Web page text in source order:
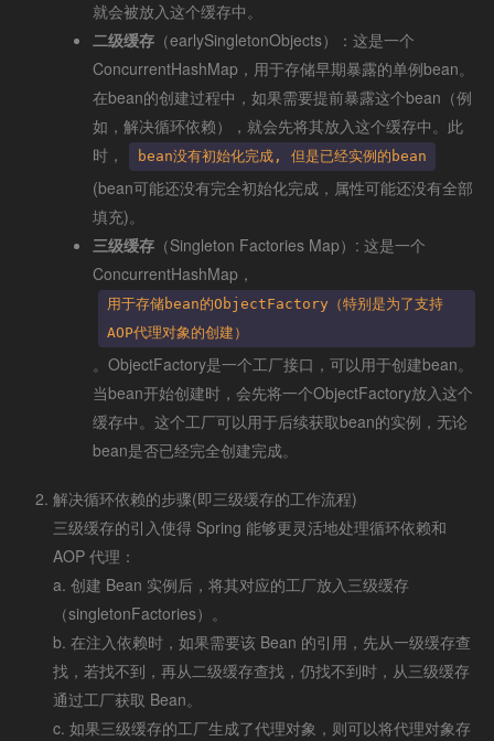
就会被放入这个缓存中。
二级缓存 （earlySingletonObjects）：这是一个
ConcurrentHashMap，用于存储早期暴露的单例bean。
在bean的创建过程中，如果需要提前暴露这个bean（例
如，解决循环依赖），就会先将其放入这个缓存中。此
时，
bean没有初始化完成, 但是已经实例的bean
(bean可能还没有完全初始化完成，属性可能还没有全部
填充)。
三级缓存 （Singleton Factories Map）: 这是一个
ConcurrentHashMap，
用于存储bean的ObjectFactory（特别是为了支持
AOP代理对象的创建）
。ObjectFactory是一个工厂接口，可以用于创建bean。
当bean开始创建时，会先将一个ObjectFactory放入这个
缓存中。这个工厂可以用于后续获取bean的实例，无论
bean是否已经完全创建完成。
解决循环依赖的步骤(即三级缓存的工作流程)
三级缓存的引入使得 Spring 能够更灵活地处理循环依赖和
AOP 代理：
a. 创建 Bean 实例后，将其对应的工厂放入三级缓存
（singletonFactories）。
b. 在注入依赖时，如果需要该 Bean 的引用，先从一级缓存查
找，若找不到，再从二级缓存查找，仍找不到时，从三级缓存
通过工厂获取 Bean。
c. 如果三级缓存的工厂生成了代理对象，则可以将代理对象存